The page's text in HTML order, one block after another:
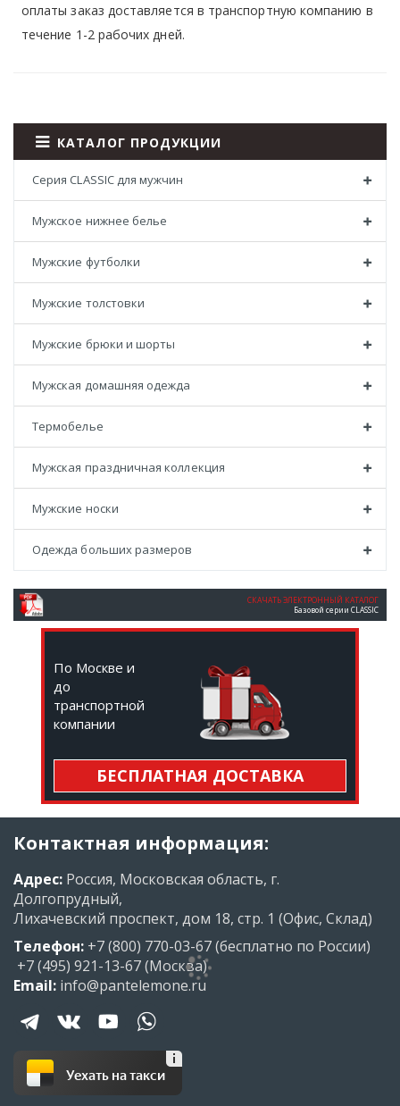
оплаты заказ доставляется в транспортную компанию в
течение 1-2 рабочих дней.
КАТАЛОГ ПРОДУКЦИИ
Серия CLASSIC для мужчин
Мужское нижнее белье
Мужские футболки
Мужские толстовки
Мужские брюки и шорты
Мужская домашняя одежда
Термобелье
Мужская праздничная коллекция
Мужские носки
Одежда больших размеров
СКАЧАТЬ ЭЛЕКТРОННЫЙ КАТАЛОГ
Базовой серии CLASSIC
По Москве и
до
транспортной
компании
БЕСПЛАТНАЯ ДОСТАВКА
Контактная информация:
Адрес: Россия, Московская область, г.
Долгопрудный,
Лихачевский проспект, дом 18, стр. 1 (Офис, Склад)
Телефон: +7 (800) 770-03-67(бесплатно по России)
+7 (495) 921-13-67(Москва)
Email: info@pantelemone.ru
Уехать на такси